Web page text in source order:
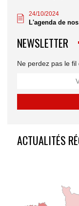
24/10/2024
L'agenda de
NEWSLETTER
Ne perdez pas le fil
ACTUALITÉS